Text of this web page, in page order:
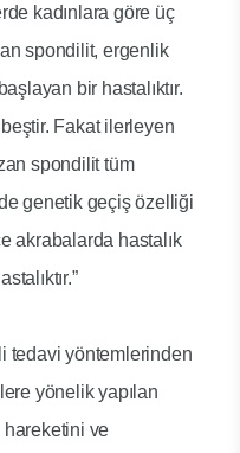
kadınlara göre üç
spondilit, ergenlik
bir hastalıktır.
Fakat ilerleyen
spondilit tüm
genetik geçiş özelliği
akrabalarda hastalık
tedavi yöntemlerinden
yönelik yapılan
ve